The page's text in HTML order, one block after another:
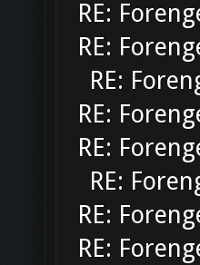
RE:
RE:
RE:
RE:
RE:
RE:
RE:
RE: